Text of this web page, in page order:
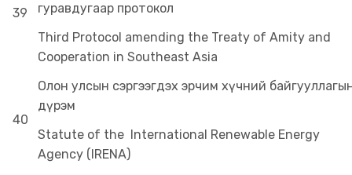
39
гуравдугаар протокол
Third Protocol amending the Treaty of Amity and
Cooperation in Southeast Asia
40
Олон улсын сэргээгдэх эрчим хүчний
дүрэм
Statute of the International Renewable Energy
Agency (IRENA)